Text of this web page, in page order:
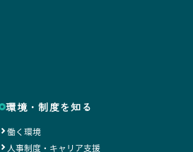
環境・制度を知る
働く環境
人事制度・キャリア支援